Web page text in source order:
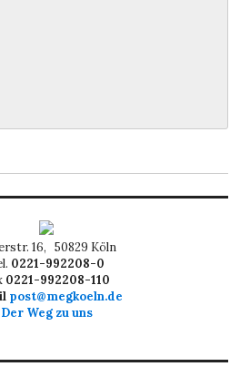
16, 50829 Köln
0221-992208-0
0221-992208-110
post@megkoeln.de
Der Weg zu uns